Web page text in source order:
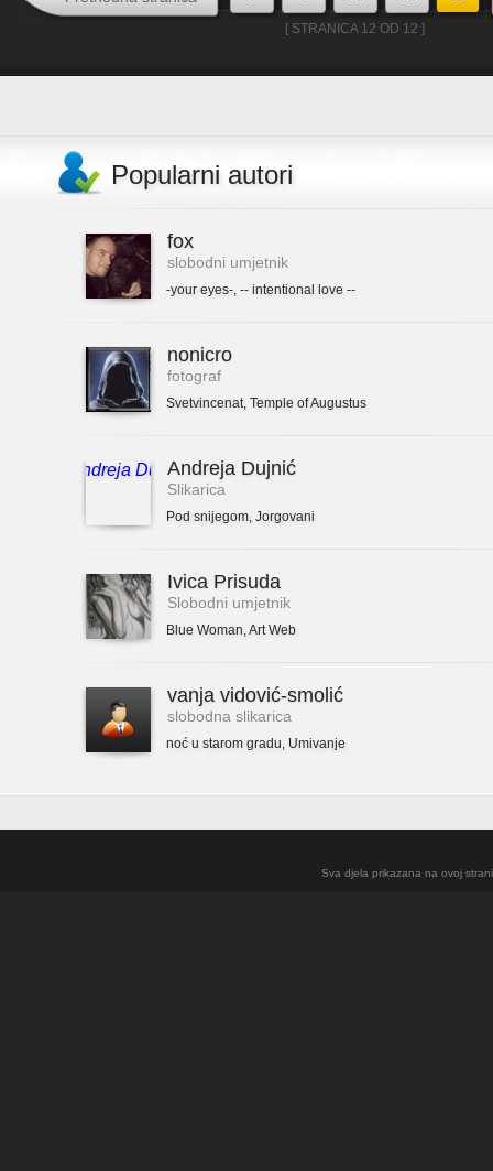
[ STRANICA 12 OD 12 ]
Popularni autori
fox
slobodni umjetnik
-your eyes-, -- intentional love --
nonicro
fotograf
Svetvincenat, Temple of Augustus
Andreja Dujnić
Slikarica
Pod snijegom, Jorgovani
Ivica Prisuda
Slobodni umjetnik
Blue Woman,Art Web
vanja vidović-smolić
slobodna slikarica
noć u starom gradu, Umivanje
Sva djela prikazana na ovoj